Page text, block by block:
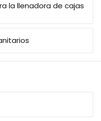
la llenadora de cajas